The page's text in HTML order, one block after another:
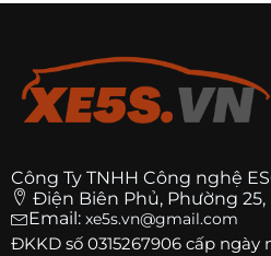
Công Ty TNHH Công nghệ
Điện Biên Phủ, Phường 25,
Email: xe5s.vn@gmail.com
ĐKKD số 0315267906 cấp ngày